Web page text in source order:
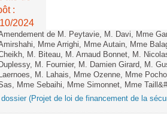
:
2024
de M. Peytavie, M. Davi, Mme
Mme Arrighi, Mme Autain, Mme
M. Biteau, M. Arnaud Bonnet, M.
Duplessy, M. Fournier, M. Damien Girard, M.
Laernoes, M. Lahais, Mme Ozenne, Mme
Mme Sebaihi, Mme Simonnet, Mme
(Projet de loi de financement de la